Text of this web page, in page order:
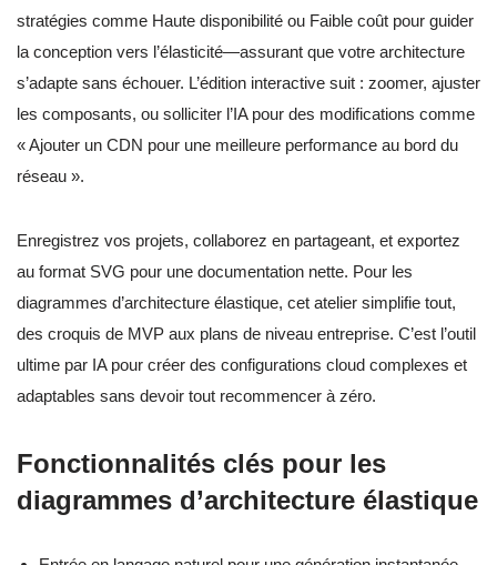
stratégies comme Haute disponibilité ou Faible coût pour guider
la conception vers l’élasticité—assurant que votre architecture
s’adapte sans échouer. L’édition interactive suit : zoomer, ajuster
les composants, ou solliciter l’IA pour des modifications comme
« Ajouter un CDN pour une meilleure performance au bord du
réseau ».
Enregistrez vos projets, collaborez en partageant, et exportez
au format SVG pour une documentation nette. Pour les
diagrammes d’architecture élastique, cet atelier simplifie tout,
des croquis de MVP aux plans de niveau entreprise. C’est l’outil
ultime par IA pour créer des configurations cloud complexes et
adaptables sans devoir tout recommencer à zéro.
Fonctionnalités clés pour les
diagrammes d’architecture élastique